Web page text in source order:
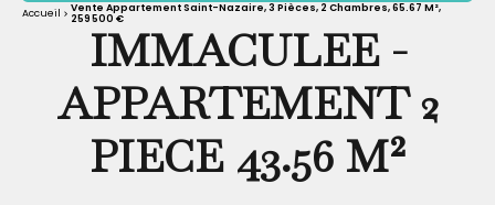
Accueil
Vente Appartement Saint-Nazaire, 3 Pièces, 2 Chambres, 65.67 M²,
259 500 €
IMMACULEE -
APPARTEMENT 2
PIECE 43.56 M²